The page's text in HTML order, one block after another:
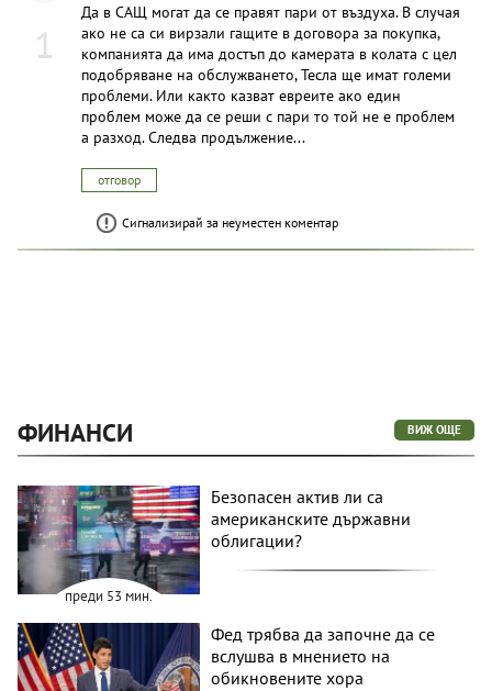
1
Да в САЩ могат да се правят пари от въздуха. В случая
ако не са си вирзали гащите в договора за покупка,
компанията да има достъп до камерата в колата с цел
подобряване на обслужването, Тесла ще имат големи
проблеми. Или както казват евреите ако един
проблем може да се реши с пари то той не е проблем
а разход. Следва продължение...
отговор
Сигнализирай за неуместен коментар
ФИНАНСИ ВИЖ ОЩЕ
преди 53 мин.
Безопасен актив ли са
американските държавни
облигации?
Фед трябва да започне да се
вслушва в мнението на
обикновените хора